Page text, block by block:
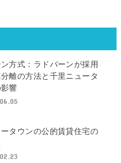
方式：ラドバーンが採用
離の方法と千里ニュータ
響
タウンの公的賃貸住宅の